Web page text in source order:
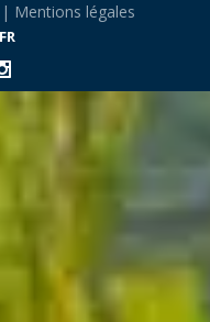
Mentions légales